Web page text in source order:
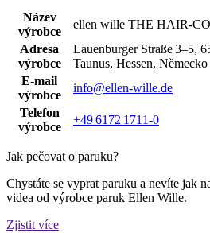
Název
výrobce
ellen wille THE
Adresa
výrobce
Lauenburger Straße 3–5,
Taunus, Hessen, Německo
E-mail
výrobce
info@ellen-wille.de
Telefon
výrobce
+49 6172 1711‑0
Jak pečovat o paruku?
Chystáte se vyprat paruku a nevíte jak
videa od výrobce paruk Ellen Wille.
Zjistit více